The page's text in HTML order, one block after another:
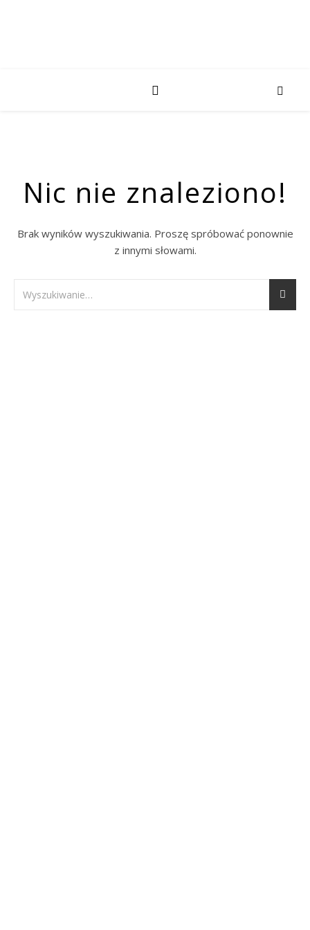
Nic nie znaleziono!
Brak wyników wyszukiwania. Proszę spróbować ponownie
z innymi słowami.